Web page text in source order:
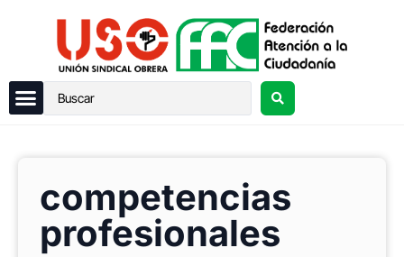
competencias
profesionales